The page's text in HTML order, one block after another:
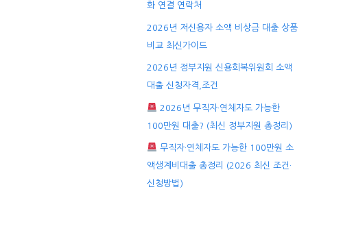
화 연결 연락처
2026년 저신용자 소액 비상금 대출 상품
비교 최신가이드
2026년 정부지원 신용회복위원회 소액
대출 신청자격,조건
2026년 무직자·연체자도 가능한
100만원 대출? (최신 정부지원 총정리)
무직자·연체자도 가능한 100만원 소
액생계비대출 총정리 (2026 최신 조건·
신청방법)